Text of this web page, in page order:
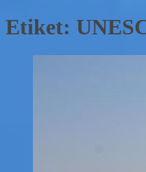
Etiket: